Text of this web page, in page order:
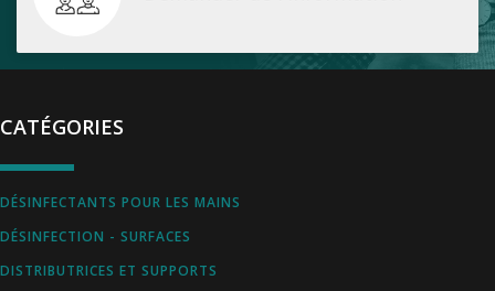
CATÉGORIES
DÉSINFECTANTS POUR LES MAINS
DÉSINFECTION - SURFACES
DISTRIBUTRICES ET SUPPORTS